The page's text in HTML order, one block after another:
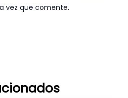
vez que comente.